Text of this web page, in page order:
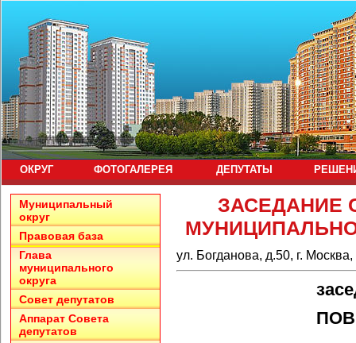
ОКРУГ ФОТОГАЛЕРЕЯ ДЕПУТАТЫ
ЗАСЕДАНИЕ
ул. Богданова, д.50, г.
Муниципальный
округ
Правовая база
Глава
муниципального
округа
Совет депутатов
Аппарат Совета
депутатов